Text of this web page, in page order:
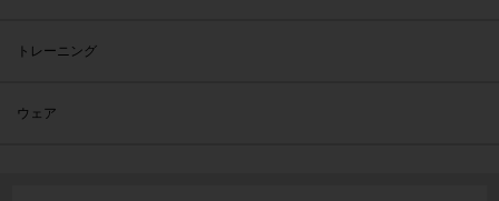
トレーニング
ウェア